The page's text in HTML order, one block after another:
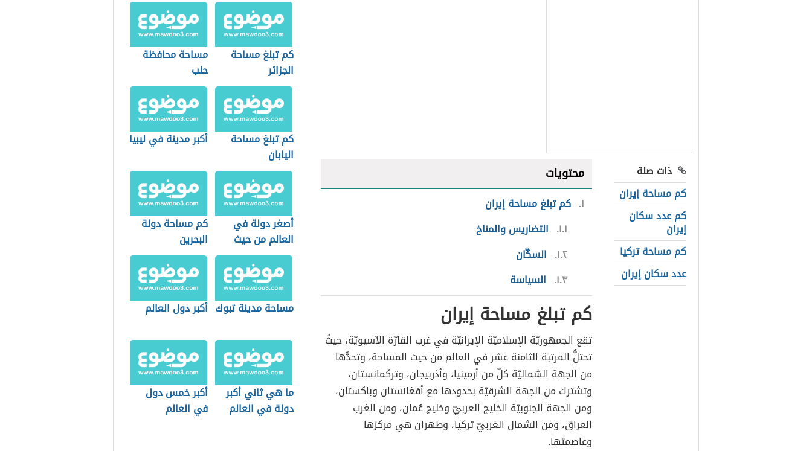
ذات صلة
كم مساحة إيران
كم عدد سكان
إيران
كم مساحة تركيا
عدد سكان إيران
محتويات
١ كم تبلغ مساحة إيران
١.١ التضاريس والمناخ
١.٢ السكّان
١.٣ السياسة
كم تبلغ مساحة إيران
تقع الجمهوريّة الإسلاميّة الإيرانيّة في غرب القارّة الآسيويّة، حيثُ
تحتلُّ المرتبة الثامنة عشر في العالم من حيث المساحة، وتحدُّها
من الجهة الشماليّة كلّ من أرمينيا، وأذربيجان، وتركمانستان،
وتشترك من الجهة الشرقيّة بحدودها مع أفغانستان وباكستان،
ومن الجهة الجنوبيّة الخليج العربيّ وخليج عُمان، ومن الغرب
العراق، ومن الشمال الغربيّ تركيا، وطهران هي مركزها
وعاصمتها.
كم تبلغ مساحة
الجزائر
مساحة محافظة
حلب
كم تبلغ مساحة
اليابان
أكبر مدينة في ليبيا
أصغر دولة في
العالم من حيث
المساحة
كم مساحة دولة
البحرين
مساحة مدينة تبوك أكبر دول العالم
ما هي ثاني أكبر
دولة في العالم
أكبر خمس دول
في العالم